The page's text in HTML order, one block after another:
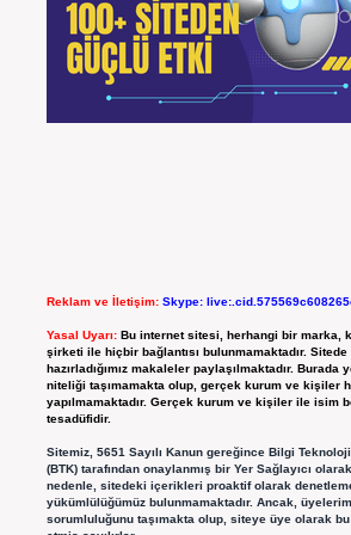
Reklam ve İletişim: Skype:
Yasal Uyarı: Bu internet sitesi, herhangi bir marka,
şirketi ile hiçbir bağlantısı bulunmamaktadır. Sitede
hazırladığımız makaleler paylaşılmaktadır.
niteliği taşımamakta olup, gerçek kurum ve kişiler
yapılmamaktadır. Gerçek kurum ve kişiler ile isim
tesadüfidir.
Sitemiz, 5651 Sayılı Kanun gereğince Bilgi
(BTK) tarafından onaylanmış bir Yer Sağlayıcı
nedenle, sitedeki içerikleri proaktif olarak
yükümlülüğümüz bulunmamaktadır. Ancak,
sorumluluğunu taşımakta olup, siteye üye olarak